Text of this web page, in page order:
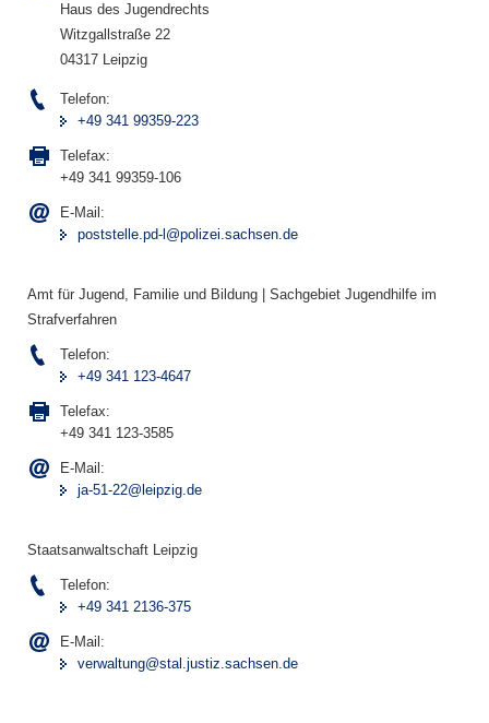
Haus des Jugendrechts
Witzgallstraße 22
04317 Leipzig
Telefon:
+49 341 99359-223
Telefax:
+49 341 99359-106
E-Mail:
poststelle.pd-l@polizei.sachsen.de
Amt für Jugend, Familie und Bildung | Sachgebiet Jugendhilfe im
Strafverfahren
Telefon:
+49 341 123-4647
Telefax:
+49 341 123-3585
E-Mail:
ja-51-22@leipzig.de
Staatsanwaltschaft Leipzig
Telefon:
+49 341 2136-375
E-Mail:
verwaltung@stal.justiz.sachsen.de